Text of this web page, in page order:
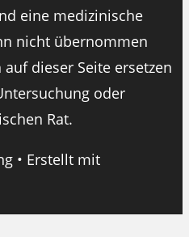
eine medizinische
nicht übernommen
dieser Seite ersetzen
oder
Rat.
• Erstellt mit